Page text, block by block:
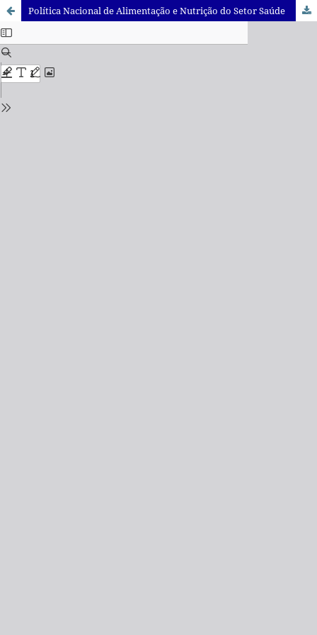
Política Nacional de Alimentação e Nutrição do Setor Saúde